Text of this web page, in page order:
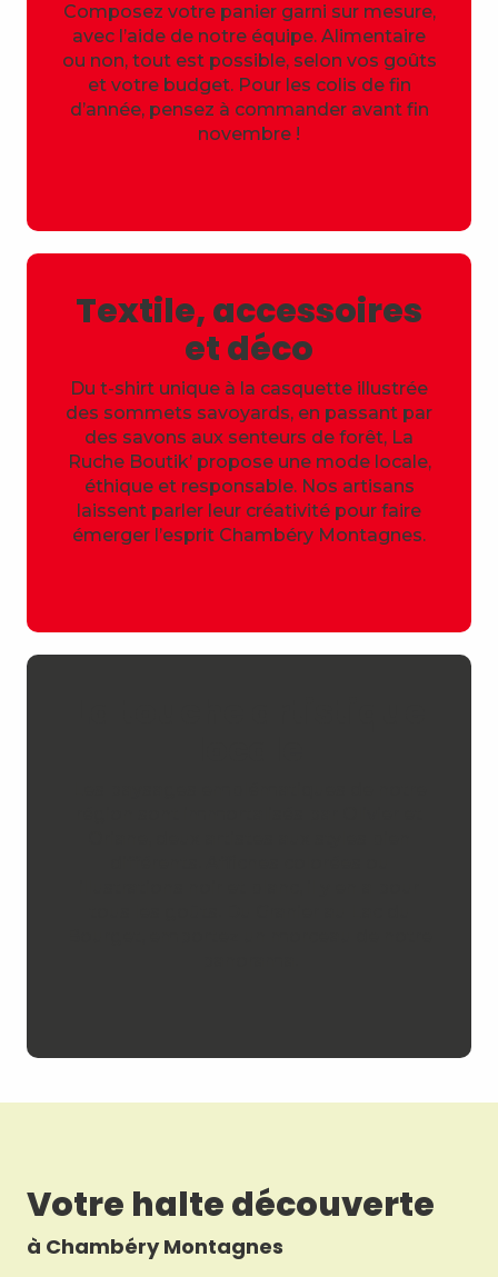
Composez votre panier garni sur mesure,
avec l’aide de notre équipe. Alimentaire
ou non, tout est possible, selon vos goûts
et votre budget. Pour les colis de fin
d’année, pensez à commander avant fin
novembre !
Textile, accessoires
et déco
Du t-shirt unique à la casquette illustrée
des sommets savoyards, en passant par
des savons aux senteurs de forêt, La
Ruche Boutik’ propose une mode locale,
éthique et responsable. Nos artisans
laissent parler leur créativité pour faire
émerger l’esprit Chambéry Montagnes.
Votre halte découverte
à Chambéry Montagnes